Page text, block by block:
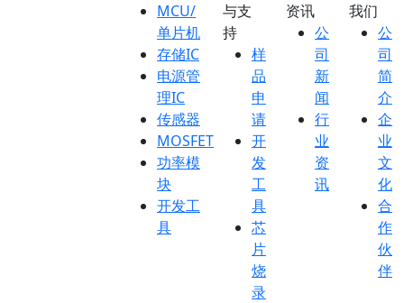
MCU/
单片机
存储IC
电源管
理IC
传感器
MOSFET
功率模
块
开发工
具
与支
持
样
品
申
请
开
发
工
具
芯
片
烧
录
资讯
公
司
新
闻
行
业
资
讯
我们
公
司
简
介
企
业
文
化
合
作
伙
伴